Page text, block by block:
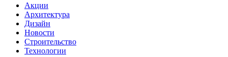
Акции
Архитектура
Дизайн
Новости
Строительство
Технологии